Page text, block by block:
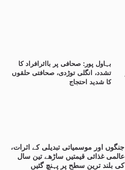
جنگوں اور موسمیاتی تبدیلی کے اثرات،
عالمی غذائی قیمتیں ساڑھے تین سال
کی بلند ترین سطح پر پہنچ گئیں
بہاول پور: صحافی پر بااثرافراد کا
تشدد، انگلی توڑدی، صحافتی حلقوں
کا شدید احتجاج